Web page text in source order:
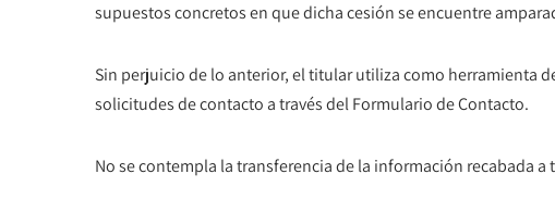
supuestos concretos en que dicha cesión se encuentre
Sin perjuicio de lo anterior, el titular utiliza como herramienta
solicitudes de contacto a través del Formulario de Contacto.
No se contempla la transferencia de la información recabada